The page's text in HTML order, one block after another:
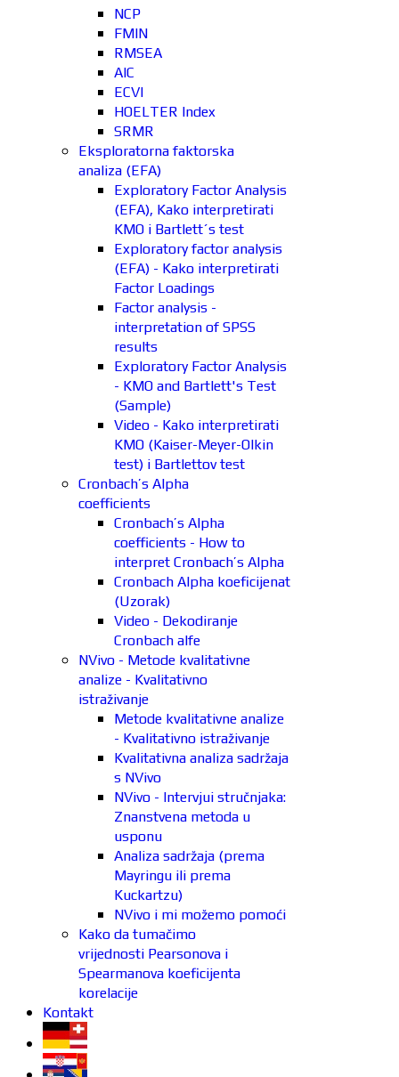
NCP
FMIN
RMSEA
AIC
ECVI
HOELTER Index
SRMR
Eksploratorna faktorska
analiza (EFA)
Exploratory Factor Analysis
(EFA), Kako interpretirati
KMO i Bartlett´s test
Exploratory factor analysis
(EFA) - Kako interpretirati
Factor Loadings
Factor analysis -
interpretation of SPSS
results
Exploratory Factor Analysis
- KMO and Bartlett's Test
(Sample)
Video - Kako interpretirati
KMO (Kaiser-Meyer-Olkin
test) i Bartlettov test
Cronbach’s Alpha
coefficients
Cronbach’s Alpha
coefficients - How to
interpret Cronbach’s Alpha
Cronbach Alpha koeficijenat
(Uzorak)
Video - Dekodiranje
Cronbach alfe
NVivo - Metode kvalitativne
analize - Kvalitativno
istraživanje
Metode kvalitativne analize
- Kvalitativno istraživanje
Kvalitativna analiza sadržaja
s NVivo
NVivo - Intervjui stručnjaka:
Znanstvena metoda u
usponu
Analiza sadržaja (prema
Mayringu ili prema
Kuckartzu)
NVivo i mi možemo pomoći
Kako da tumačimo
vrijednosti Pearsonova i
Spearmanova koeficijenta
korelacije
Kontakt